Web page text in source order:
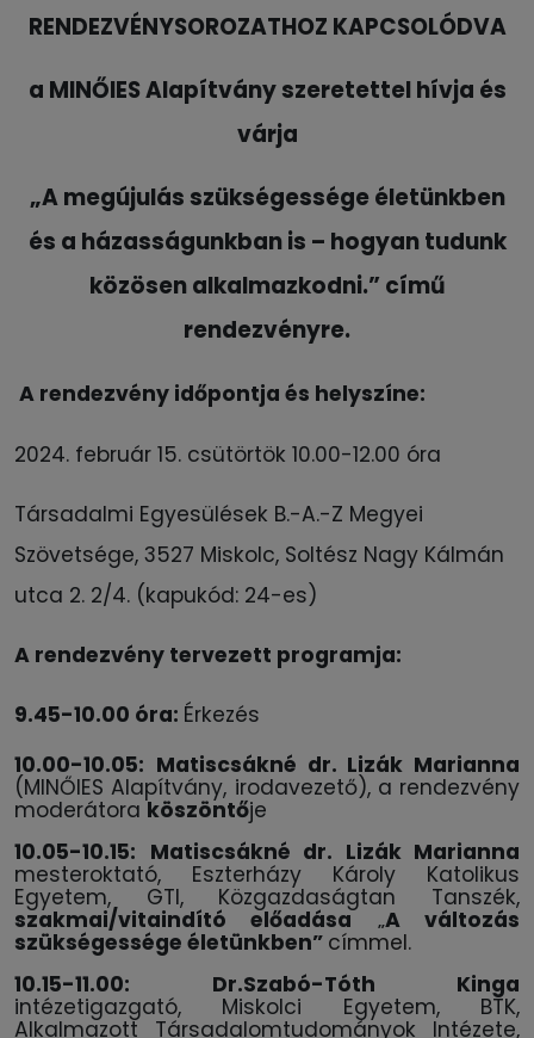
RENDEZVÉNYSOROZATHOZ KAPCSOLÓDVA
a MINŐIES Alapítvány szeretettel hívja és
várja
„A megújulás szükségessége életünkben
és a házasságunkban is – hogyan tudunk
közösen alkalmazkodni.” című
rendezvényre.
A rendezvény időpontja és helyszíne:
2024. február 15. csütörtök 10.00-12.00 óra
Társadalmi Egyesülések B.-A.-Z Megyei
Szövetsége, 3527 Miskolc, Soltész Nagy Kálmán
utca 2. 2/4. (kapukód: 24-es)
A rendezvény tervezett programja:
9.45-10.00 óra: Érkezés
10.00-10.05: Matiscsákné dr. Lizák Marianna
(MINŐIES Alapítvány, irodavezető), a rendezvény
moderátoraköszöntője
10.05-10.15: Matiscsákné dr. Lizák Marianna
mesteroktató, Eszterházy Károly Katolikus
Egyetem, GTI, Közgazdaságtan Tanszék,
szakmai/vitaindító előadása„A változás
szükségessége életünkben” címmel.
10.15-11.00:
Dr.Szabó-Tóth Kinga
intézetigazgató, Miskolci Egyetem, BTK,
Alkalmazott Társadalomtudományok Intézete,